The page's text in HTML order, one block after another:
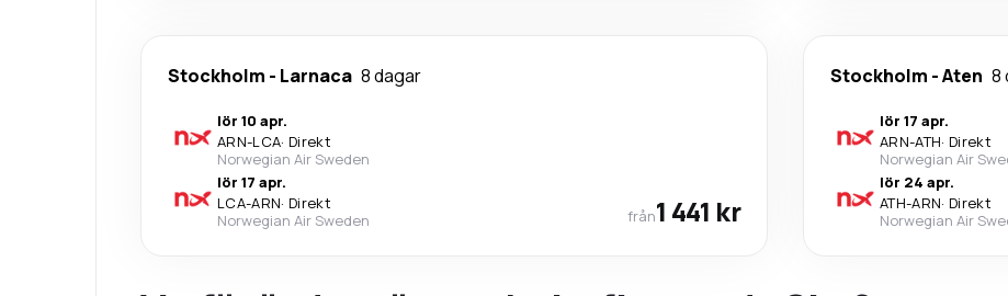
Stockholm - Larnaca 8 dagar
lör 10 apr.
ARN-LCA· Direkt
Norwegian Air Sweden
lör 17 apr.
LCA-ARN· Direkt
Norwegian Air Sweden
från1 441 kr
Stockholm -Aten 8
lör 17 apr.
ARN-ATH· Direkt
Norwegian Air
lör 24 apr.
ATH-ARN· Direkt
Norwegian Air